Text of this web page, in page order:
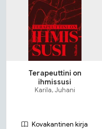
Terapeuttini on
ihmissusi
Karila, Juhani
Kovakantinen kirja